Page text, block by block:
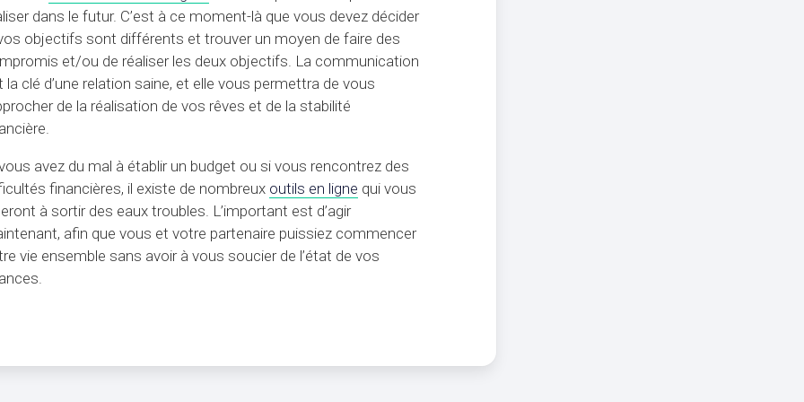
dans le futur. C’est à ce moment-là que vous devez décider
objectifs sont différents et trouver un moyen de faire des
et/ou de réaliser les deux objectifs. La communication
la clé d’une relation saine, et elle vous permettra de vous
de la réalisation de vos rêves et de la stabilité
avez du mal à établir un budget ou si vous rencontrez des
financières, il existe de nombreux outils en ligne qui vous
à sortir des eaux troubles. L’important est d’agir
afin que vous et votre partenaire puissiez commencer
vie ensemble sans avoir à vous soucier de l’état de vos